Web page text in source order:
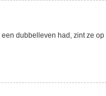
dubbelleven had, zint ze op